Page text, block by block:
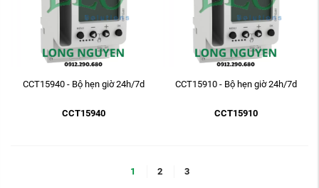
CCT15940 - Bộ hẹn giờ 24h/7d
CCT15940
CCT15910 - Bộ hẹn giờ 24h/7d
CCT15910
1 2 3